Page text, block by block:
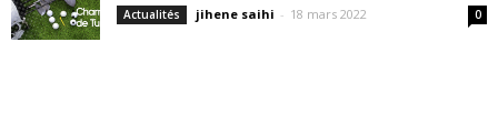
Actualités jihene saihi - 18 mars 2022 0